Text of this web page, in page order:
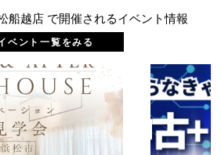
船越店 で開催されるイベント情報
ベント一覧をみる